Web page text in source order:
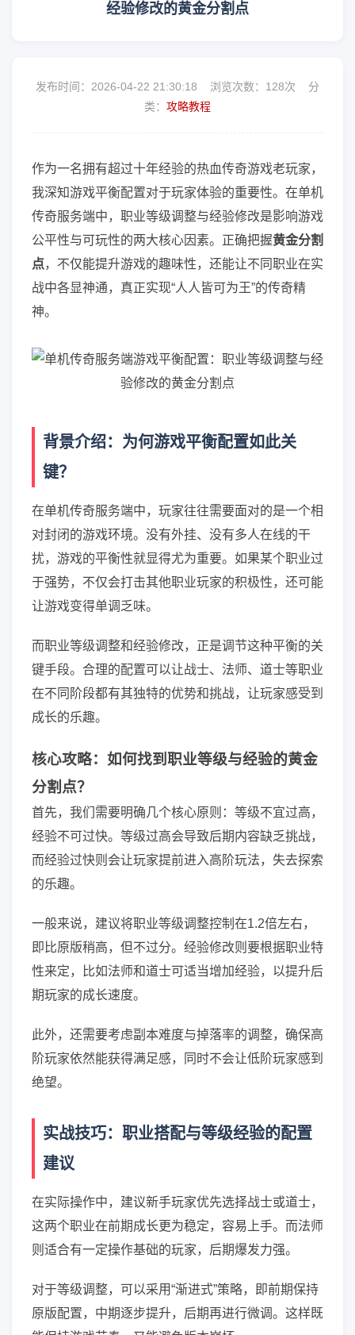
经验修改的黄金分割点
发布时间：2026-04-22 21:30:18 浏览次数： 128次 分
类： 攻略教程
作为一名拥有超过十年经验的热血传奇游戏老玩家，
我深知游戏平衡配置对于玩家体验的重要性。在单机
传奇服务端中，职业等级调整与经验修改是影响游戏
公平性与可玩性的两大核心因素。正确把握黄金分割
点，不仅能提升游戏的趣味性，还能让不同职业在实
战中各显神通，真正实现“人人皆可为王”的传奇精
神。
背景介绍：为何游戏平衡配置如此关
键？
在单机传奇服务端中，玩家往往需要面对的是一个相
对封闭的游戏环境。没有外挂、没有多人在线的干
扰，游戏的平衡性就显得尤为重要。如果某个职业过
于强势，不仅会打击其他职业玩家的积极性，还可能
让游戏变得单调乏味。
而职业等级调整和经验修改，正是调节这种平衡的关
键手段。合理的配置可以让战士、法师、道士等职业
在不同阶段都有其独特的优势和挑战，让玩家感受到
成长的乐趣。
核心攻略：如何找到职业等级与经验的黄金
分割点？
首先，我们需要明确几个核心原则：等级不宜过高，
经验不可过快。等级过高会导致后期内容缺乏挑战，
而经验过快则会让玩家提前进入高阶玩法，失去探索
的乐趣。
一般来说，建议将职业等级调整控制在1.2倍左右，
即比原版稍高，但不过分。经验修改则要根据职业特
性来定，比如法师和道士可适当增加经验，以提升后
期玩家的成长速度。
此外，还需要考虑副本难度与掉落率的调整，确保高
阶玩家依然能获得满足感，同时不会让低阶玩家感到
绝望。
实战技巧：职业搭配与等级经验的配置
建议
在实际操作中，建议新手玩家优先选择战士或道士，
这两个职业在前期成长更为稳定，容易上手。而法师
则适合有一定操作基础的玩家，后期爆发力强。
对于等级调整，可以采用“渐进式”策略，即前期保持
原版配置，中期逐步提升，后期再进行微调。这样既